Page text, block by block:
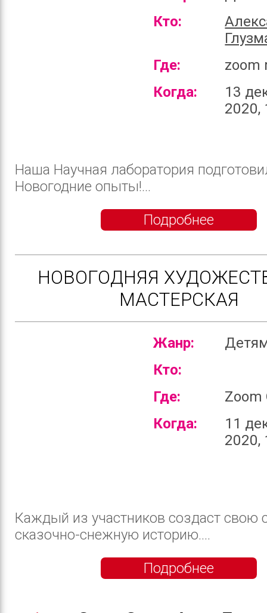
Кто:
Где:
zoom
Когда:
13
2020,
Наша Научная лаборатория
Новогодние опыты!...
Подробнее
НОВОГОДНЯЯ
МАСТЕРСКАЯ
Жанр:
Кто:
Где:
Zoom
Когда:
11
2020,
Каждый из участников создаст свою
сказочно-снежную историю....
Подробнее